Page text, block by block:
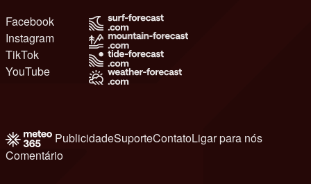
Facebook
Instagram
TikTok
YouTube
PublicidadeSuporteContatoLigar para nós
Comentário